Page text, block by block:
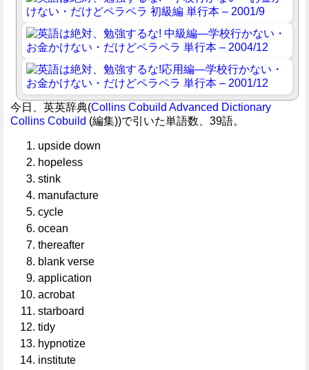
今日、英英辞典(Collins Cobuild Advanced Dictionary
Collins Cobuild (編集))で引いた単語数、39語。
upside down
hopeless
stink
manufacture
cycle
ocean
thereafter
blank verse
application
acrobat
starboard
tidy
hypnotize
institute